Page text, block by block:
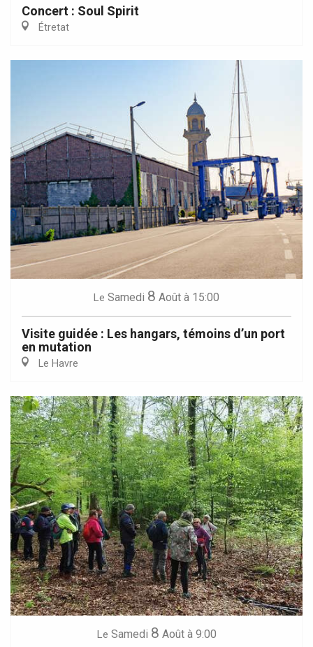
Concert : Soul Spirit
Étretat
Le Samedi 8 Août à 15:00
Visite guidée : Les hangars, témoins d’un port
en mutation
Le Havre
Le Samedi 8 Août à 9:00